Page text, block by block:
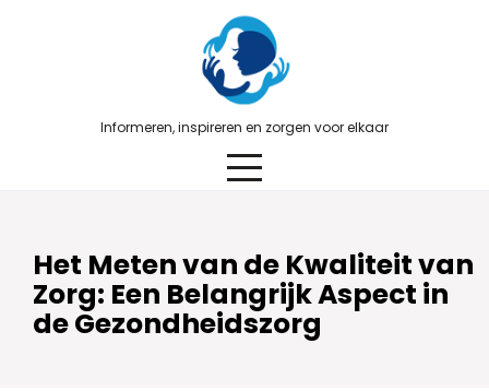
Informeren, inspireren en zorgen voor elkaar
Het Meten van de Kwaliteit van
Zorg: Een Belangrijk Aspect in
de Gezondheidszorg